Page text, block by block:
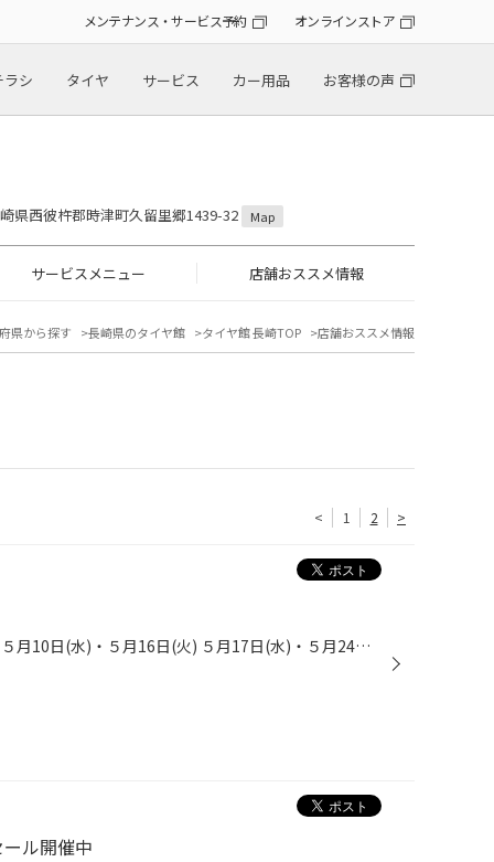
メンテナンス・サービス予約 オンラインストア
シ タイヤ サービス カー用品 お客様の声
県西彼杵郡時津町久留里郷1439-32 Map
サービスメニュー 店舗おススメ情報
県から探す 長崎県のタイヤ館 タイヤ館 長崎TOP 店舗おススメ情報
< 1 2 >
■■５月店休日のお知らせ■■■ ５月10日(水)・５月16日(火) ５月17日(水)・５月24日(水) は店休日とさせていただきます。 GW期間中は休まず営業しております。 ☆☆☆☆☆☆☆☆☆☆☆☆☆☆☆☆☆☆☆☆☆☆ 商品、お取り付け、作業日時、時間 等のご相談は ↓↓↓ ” こちら ” ← メールお問い合わせフォーム お気軽にお問い合わ...
ル開催中